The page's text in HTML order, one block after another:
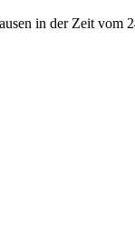
in der Zeit vom